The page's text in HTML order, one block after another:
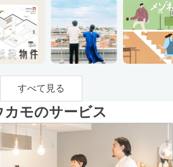
すべて見る
カモのサービス